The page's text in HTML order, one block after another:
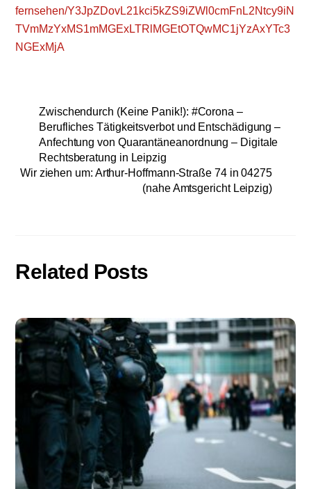
fernsehen/Y3JpZDovL21kci5kZS9iZWl0cmFnL2Ntcy9iN
TVmMzYxMS1mMGExLTRlMGEtOTQwMC1jYzAxYTc3
NGExMjA
Zwischendurch (Keine Panik!): #Corona –
Berufliches Tätigkeitsverbot und Entschädigung –
Anfechtung von Quarantäneanordnung – Digitale
Rechtsberatung in Leipzig
Wir ziehen um: Arthur-Hoffmann-Straße 74 in 04275
(nahe Amtsgericht Leipzig)
Related Posts